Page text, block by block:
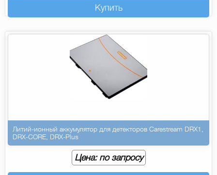
Купить
Литий-ионный аккумулятор для детекторов Carestream DRX1,
DRX-CORE, DRX-Plus
Цена: по запросу